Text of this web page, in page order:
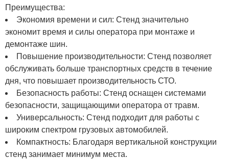
Преимущества:
Экономия времени и сил: Стенд значительно
экономит время и силы оператора при монтаже и
демонтаже шин.
Повышение производительности: Стенд позволяет
обслуживать больше транспортных средств в течение
дня, что повышает производительность СТО.
Безопасность работы: Стенд оснащен системами
безопасности, защищающими оператора от травм.
Универсальность: Стенд подходит для работы с
широким спектром грузовых автомобилей.
Компактность: Благодаря вертикальной конструкции
стенд занимает минимум места.